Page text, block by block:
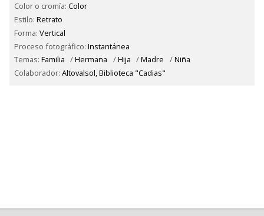
Color o cromía: Color
Estilo: Retrato
Forma: Vertical
Proceso fotográfico: Instantánea
Temas: Familia /Hermana /Hija /Madre /Niña
Colaborador: Altovalsol, Biblioteca "Cadias"